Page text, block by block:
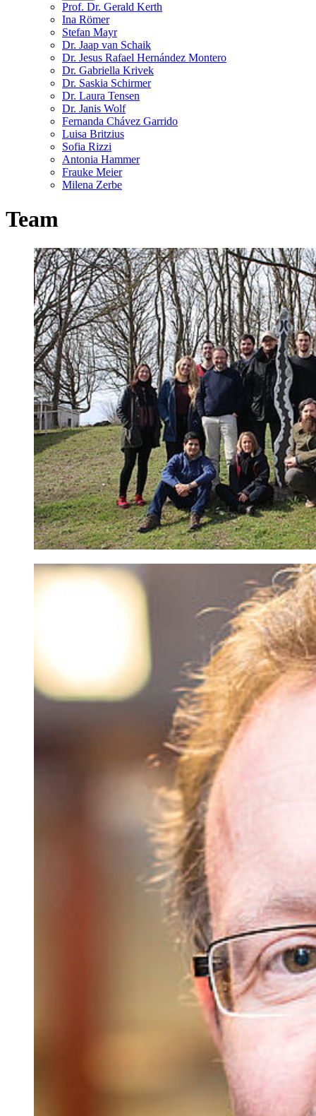
Prof. Dr. Gerald Kerth
Ina Römer
Stefan Mayr
Dr. Jaap van Schaik
Dr. Jesus Rafael Hernández Montero
Dr. Gabriella Krivek
Dr. Saskia Schirmer
Dr. Laura Tensen
Dr. Janis Wolf
Fernanda Chávez Garrido
Luisa Britzius
Sofia Rizzi
Antonia Hammer
Frauke Meier
Milena Zerbe
Team